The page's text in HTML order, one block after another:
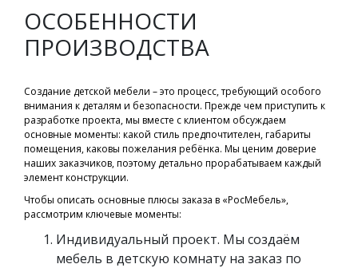
ОСОБЕННОСТИ
ПРОИЗВОДСТВА
Создание детской мебели – это процесс, требующий особого
внимания к деталям и безопасности. Прежде чем приступить к
разработке проекта, мы вместе с клиентом обсуждаем
основные моменты: какой стиль предпочтителен, габариты
помещения, каковы пожелания ребёнка. Мы ценим доверие
наших заказчиков, поэтому детально прорабатываем каждый
элемент конструкции.
Чтобы описать основные плюсы заказа в «РосМебель»,
рассмотрим ключевые моменты:
Индивидуальный проект. Мы создаём
мебель в детскую комнату на заказ по